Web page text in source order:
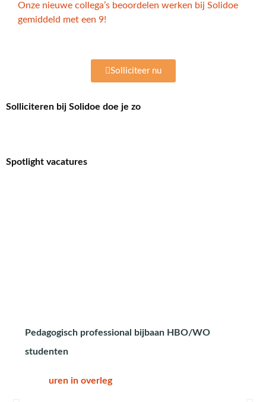
Onze nieuwe collega’s beoordelen werken bij Solidoe
gemiddeld met een 9!
Solliciteer nu
Solliciteren bij Solidoe doe je zo
Spotlight vacatures
Pedagogisch professional bijbaan HBO/WO
studenten
uren in overleg